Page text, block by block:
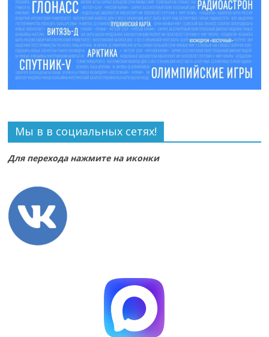
Мы в в социальных сетях!
Для перехода нажмите на иконки